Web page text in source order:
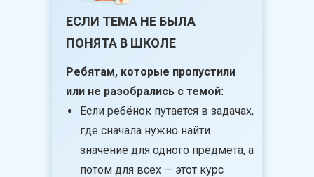
Ребятам, которые пропустили
или не разобрались с темой:
Если ребёнок путается в задачах,
где сначала нужно найти
значение для одного предмета, а
потом для всех — этот курс
ЕСЛИ ТЕМА НЕ БЫЛА
ПОНЯТА В ШКОЛЕ